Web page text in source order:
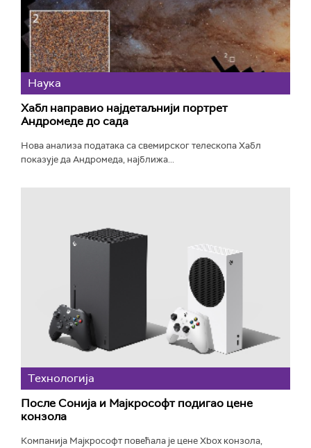
Наука
Хабл направио најдетаљнији портрет
Андромеде до сада
Нова анализа података са свемирског телескопа Хабл
показује да Андромеда, најближа...
Технологијa
После Сонија и Мајкрософт подигао цене
конзола
Компанија Мајкрософт повећала је цене Xbox конзола,